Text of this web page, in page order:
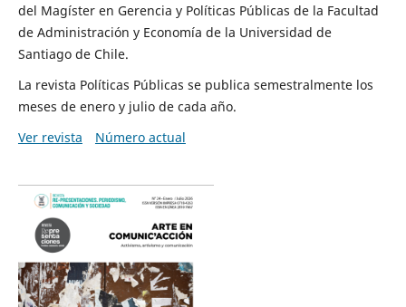
del Magíster en Gerencia y Políticas Públicas de la Facultad
de Administración y Economía de la Universidad de
Santiago de Chile.
La revista Políticas Públicas se publica semestralmente los
meses de enero y julio de cada año.
Ver revista
Número actual